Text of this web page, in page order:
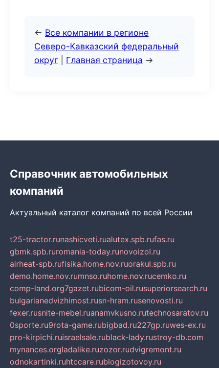
← Все компании в регионе
Северо-Кавказский федеральный
округ
Главная страница →
Справочник автомобильных
компаний
Актуальный каталог компаний по всей России
t25-tractor.runashicveti.rualutex.spb.rufas.ru
gbmk.spb.ruromania-today.runovoizol.ru
airheat-spb.rufisika.home.nov.ruorakul.spb.ru
demo.home.nov.rumnso.ruhome.nov.rucemko.ru
comp-land.org7gazet.rubicom-oil.rusuperiorsearch.ru
bulgarianedvizhimost.rusn-hram.rusenovosti.ru
fexer.rusnite-mebel.ruanamvkusno.rutechnosaratov.ru
0sporte.ru9rota-game.rubigbad.ru227gp.ruwes-ex.ru
pro-kirpichi.ruisraelsale.rublack-lady.rustroy-db.com
mynances.orgladalike.ruzozor.rudvigremont.ru
odnokartinki.ruhtccare.rublogizotovoy.ru